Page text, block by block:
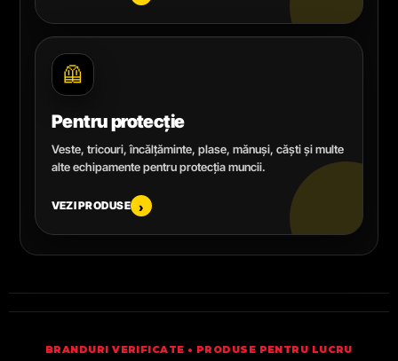
🦺
Pentru protecție
Veste, tricouri, încălțăminte, plase, mănuși, căști și multe
alte echipamente pentru protecția muncii.
VEZI PRODUSE ›
BRANDURI VERIFICATE • PRODUSE PENTRU LUCRU